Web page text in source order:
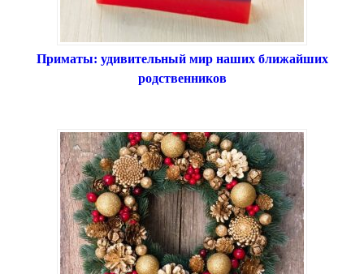
Приматы: удивительный мир наших ближайших
родственников